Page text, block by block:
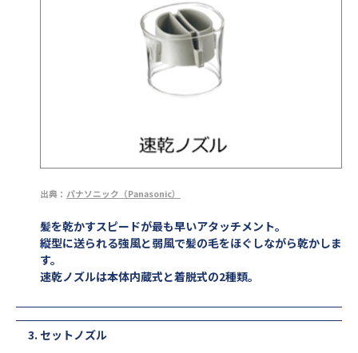
出典： パナソニック（Panasonic）
髪を乾かすスピードが最も早いアタッチメント。
縦型に送られる強風と弱風で髪の毛をほぐしながら乾かしま
す。
速乾ノズルは本体内蔵式と着脱式の2種類。
セットノズル